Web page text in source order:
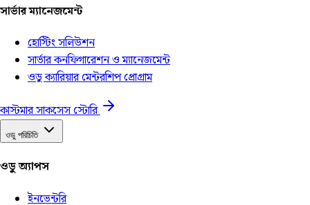
সার্ভার ম্যানেজমেন্ট
হোস্টিং সলিউশন
সার্ভার কনফিগারেশন ও ম্যানেজমেন্ট
ওডু ক্যারিয়ার মেন্টরশিপ প্রোগ্রাম
কাস্টমার সাকসেস স্টোরি
ওডু পরিচিতি
ওডু অ্যাপস
ইনভেন্টরি